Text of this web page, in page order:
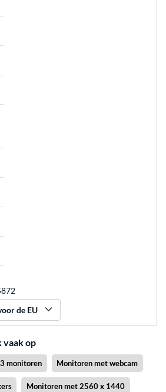
de EU
vaak op
monitoren Monitoren met webcam
Monitoren met 2560 x 1440